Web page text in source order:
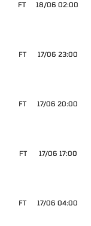
18/06 02:00
FT
17/06 23:00
FT
17/06 20:00
FT
17/06 17:00
FT
17/06 04:00
FT